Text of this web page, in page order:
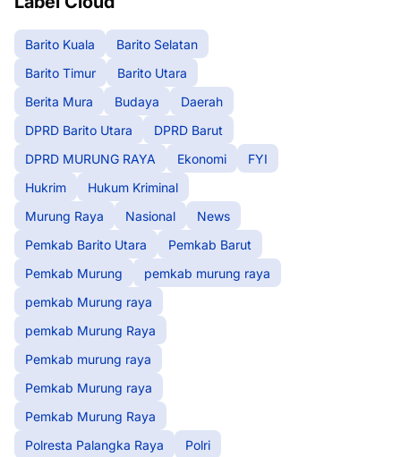
Barito Kuala
Barito Selatan
Barito Timur
Barito Utara
Berita Mura
Budaya
Daerah
DPRD Barito Utara
DPRD Barut
DPRD MURUNG RAYA
Ekonomi
FYI
Hukrim
Hukum Kriminal
Murung Raya
Nasional
News
Pemkab Barito Utara
Pemkab Barut
Pemkab Murung
pemkab murung raya
pemkab Murung raya
pemkab Murung Raya
Pemkab murung raya
Pemkab Murung raya
Pemkab Murung Raya
Polresta Palangka Raya
Polri